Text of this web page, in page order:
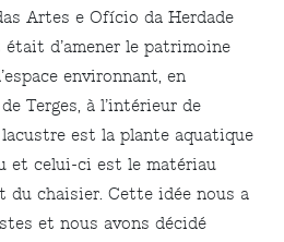
Artes e Ofício da Herdade
d’amener le patrimoine
environnant, en
Terges, à l’intérieur de
est la plante aquatique
et celui-ci est le matériau
du chaisier. Cette idée nous a
et nous avons décidé